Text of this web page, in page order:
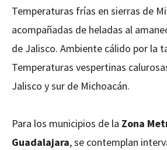
Temperaturas frías en sierras de
acompañadas de heladas al
de Jalisco. Ambiente cálido por la
Temperaturas vespertinas
Jalisco y sur de Michoacán.
Para los municipios de la Zona
Guadalajara, se contemplan